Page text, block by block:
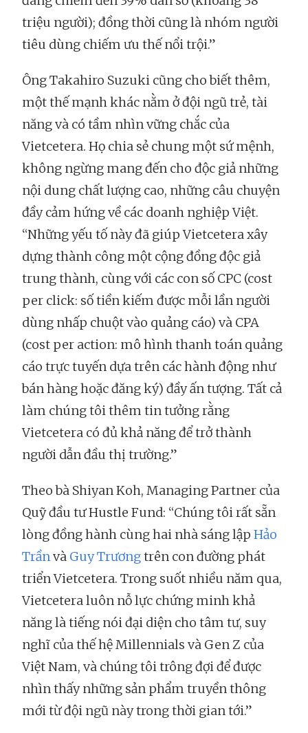
triệu người); đồng thời cũng là nhóm người
tiêu dùng chiếm ưu thế nổi trội.”
Ông Takahiro Suzuki cũng cho biết thêm,
một thế mạnh khác nằm ở đội ngũ trẻ, tài
năng và có tầm nhìn vững chắc của
Vietcetera. Họ chia sẻ chung một sứ mệnh,
không ngừng mang đến cho độc giả những
nội dung chất lượng cao, những câu chuyện
đầy cảm hứng về các doanh nghiệp Việt.
“Những yếu tố này đã giúp Vietcetera xây
dựng thành công một cộng đồng độc giả
trung thành, cùng với các con số CPC (cost
per click: số tiền kiếm được mỗi lần người
dùng nhấp chuột vào quảng cáo) và CPA
(cost per action: mô hình thanh toán quảng
cáo trực tuyến dựa trên các hành động như
bán hàng hoặc đăng ký) đầy ấn tượng. Tất cả
làm chúng tôi thêm tin tưởng rằng
Vietcetera có đủ khả năng để trở thành
người dẫn đầu thị trường.”
Theo bà Shiyan Koh, Managing Partner của
Quỹ đầu tư Hustle Fund: “Chúng tôi rất sẵn
lòng đồng hành cùng hai nhà sáng lập Hảo
Trầnvà Guy Trươngtrên con đường phát
triển Vietcetera. Trong suốt nhiều năm qua,
Vietcetera luôn nỗ lực chứng minh khả
năng là tiếng nói đại diện cho tâm tư, suy
nghĩ của thế hệ Millennials và Gen Z của
Việt Nam, và chúng tôi trông đợi để được
nhìn thấy những sản phẩm truyền thông
mới từ đội ngũ này trong thời gian tới.”